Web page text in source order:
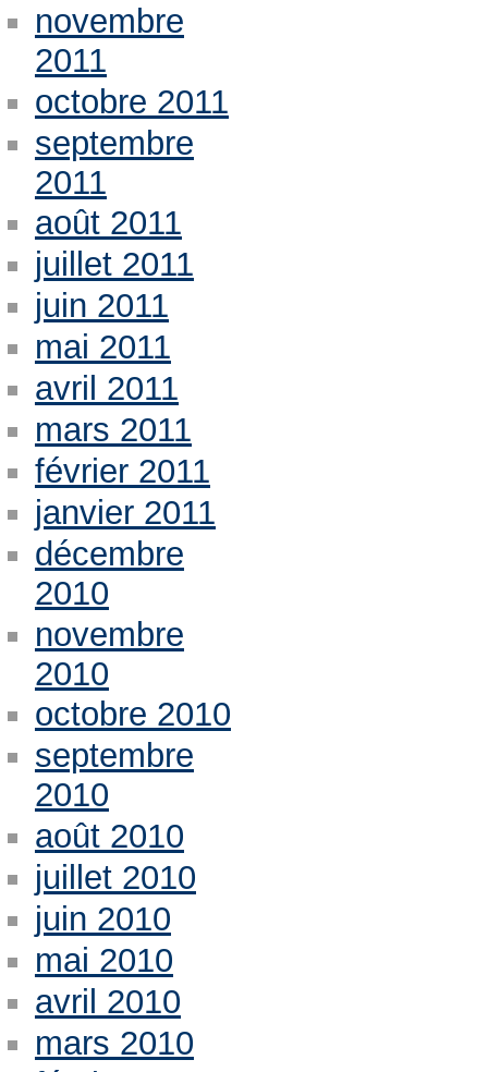
novembre
2011
octobre 2011
septembre
2011
août 2011
juillet 2011
juin 2011
mai 2011
avril 2011
mars 2011
février 2011
janvier 2011
décembre
2010
novembre
2010
octobre 2010
septembre
2010
août 2010
juillet 2010
juin 2010
mai 2010
avril 2010
mars 2010